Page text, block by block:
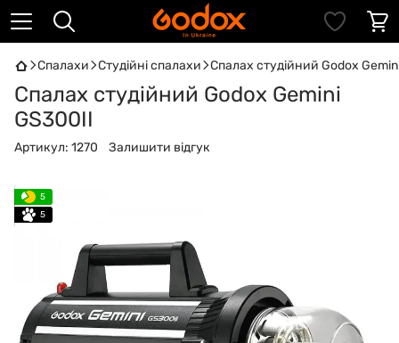
Спалахи Студійні спалахи Спалах студійний Godox
Спалах студійний Godox Gemini
GS300II
Артикул: 1270 Залишити відгук
5
5